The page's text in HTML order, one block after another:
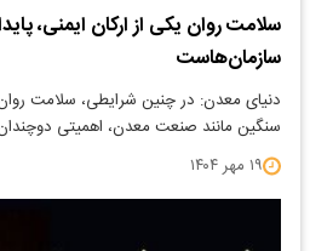
سلامت روان یکی از ارکان ایمنی،
سازمان‌هاست
دنیای معدن: در چنین شرایطی، سلامت
سنگین مانند صنعت معدن، اهمیتی
۱۹ مهر ۱۴۰۴